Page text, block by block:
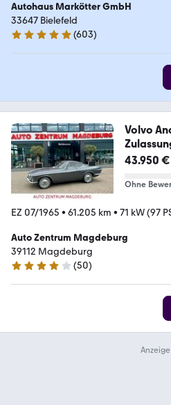
Autohaus Markötter GmbH
33647 Bielefeld
4.9 Sterne
(603)
Volvo
43.950 €
Ohne
EZ 07/1965 • 61.205 km • 71 kW (97
Auto Zentrum Magdeburg
39112 Magdeburg
4 Sterne
(50)